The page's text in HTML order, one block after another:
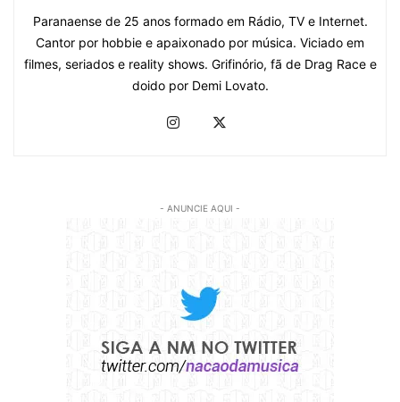
Paranaense de 25 anos formado em Rádio, TV e Internet.
Cantor por hobbie e apaixonado por música. Viciado em
filmes, seriados e reality shows. Grifinório, fã de Drag Race e
doido por Demi Lovato.
- ANUNCIE AQUI -